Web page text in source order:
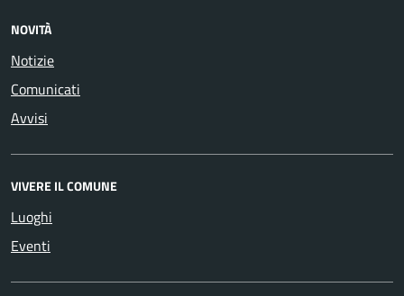
NOVITÀ
Notizie
Comunicati
Avvisi
VIVERE IL COMUNE
Luoghi
Eventi